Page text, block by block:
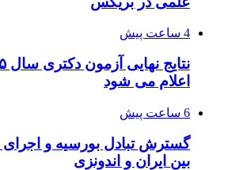
4 ساعت پیش
اعلام می شود
6 ساعت پیش
گسترش تبادل بورسیه و
بین ایران و اندونزی